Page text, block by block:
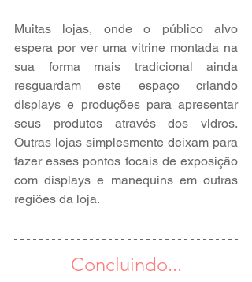
Muitas lojas, onde o público alvo
espera por ver uma vitrine montada na
sua forma mais tradicional ainda
resguardam este espaço criando
displays e produções para apresentar
seus produtos através dos vidros.
Outras lojas simplesmente deixam para
fazer esses pontos focais de exposição
com displays e manequins em outras
regiões da loja.
Concluindo...